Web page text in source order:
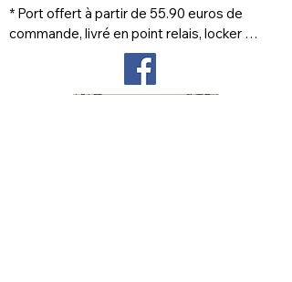
* Port offert à partir de 55.90 euros de
commande, livré en point relais, locker